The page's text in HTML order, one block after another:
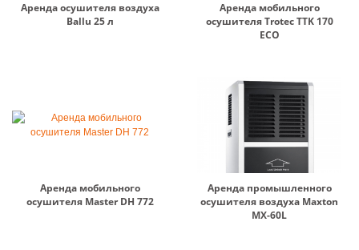
Аренда осушителя воздуха
Ballu 25 л
Аренда мобильного
осушителя Trotec TTK 170
ЕСО
Аренда мобильного
осушителя Master DH 772
Аренда промышленного
осушителя воздуха Maxton
MX-60L